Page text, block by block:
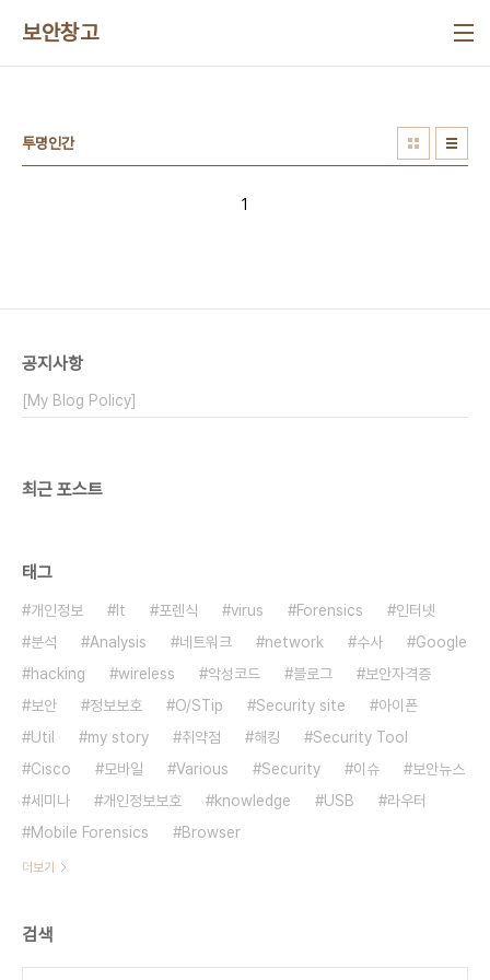
보안창고
투명인간
1
공지사항
[My Blog Policy]
최근 포스트
태그
개인정보 It 포렌식 virus Forensics
인터넷
분석
Analysis 네트워크 network 수사
Google
hacking
wireless 악성코드 블로그
보안자격증
보안
정보보호 O/STip Security site
아이폰
Util
my story 취약점 해킹
Security Tool
Cisco
모바일 Various Security 이슈
보안뉴스
세미나
개인정보보호 knowledge USB
라우터
Mobile Forensics
Browser
더보기
검색